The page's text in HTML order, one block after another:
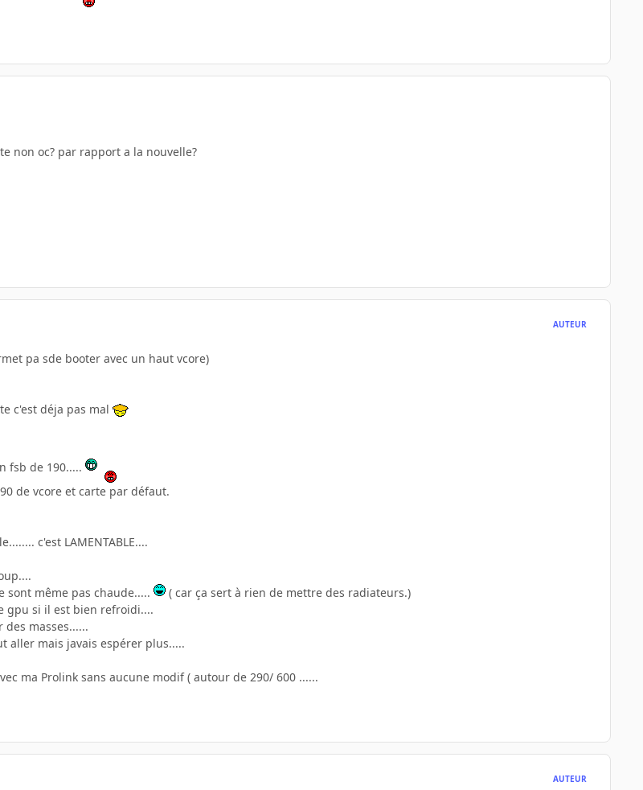
non oc? par rapport a la nouvelle?
AUTEUR
pa sde booter avec un haut vcore)
c'est déja pas mal
fsb de 190.....
de vcore et carte par défaut.
c'est LAMENTABLE....
sont même pas chaude.....
( car ça sert à rien de mettre des radiateurs.)
gpu si il est bien refroidi....
masses......
aller mais javais espérer plus.....
ma Prolink sans aucune modif ( autour de 290/ 600 ......
AUTEUR